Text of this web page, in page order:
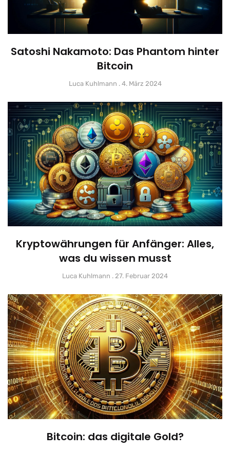
Satoshi Nakamoto: Das Phantom hinter
Bitcoin
Luca Kuhlmann 4. März 2024
Kryptowährungen für Anfänger: Alles,
was du wissen musst
Luca Kuhlmann 27. Februar 2024
Bitcoin: das digitale Gold?